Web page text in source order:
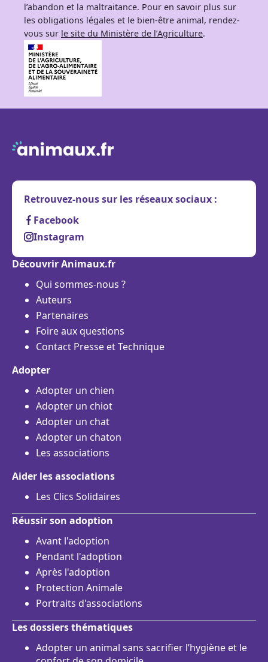
l’abandon et la maltraitance. Pour en savoir plus sur
les obligations légales et le bien-être animal, rendez-
vous sur le site du Ministère de l’Agriculture.
Retrouvez-nous sur les réseaux sociaux :
Facebook
Instagram
Découvrir Animaux.fr
Qui sommes-nous ?
Auteurs
Partenaires
Foire aux questions
Contact Presse et Technique
Adopter
Adopter un chien
Adopter un chiot
Adopter un chat
Adopter un chaton
Les associations
Aider les associations
Les Clics Solidaires
Réussir son adoption
Avant l'adoption
Pendant l'adoption
Après l'adoption
Protection Animale
Portraits d'associations
Les dossiers thématiques
Adopter un animal sans sacrifier l’hygiène et le